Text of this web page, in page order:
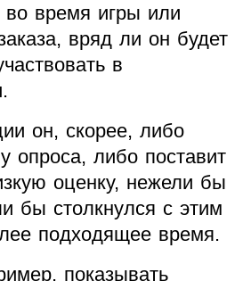
во время игры или
вряд ли он будет
в
он, скорее, либо
опроса, либо поставит
оценку, нежели бы
бы столкнулся с этим
подходящее время.
показывать